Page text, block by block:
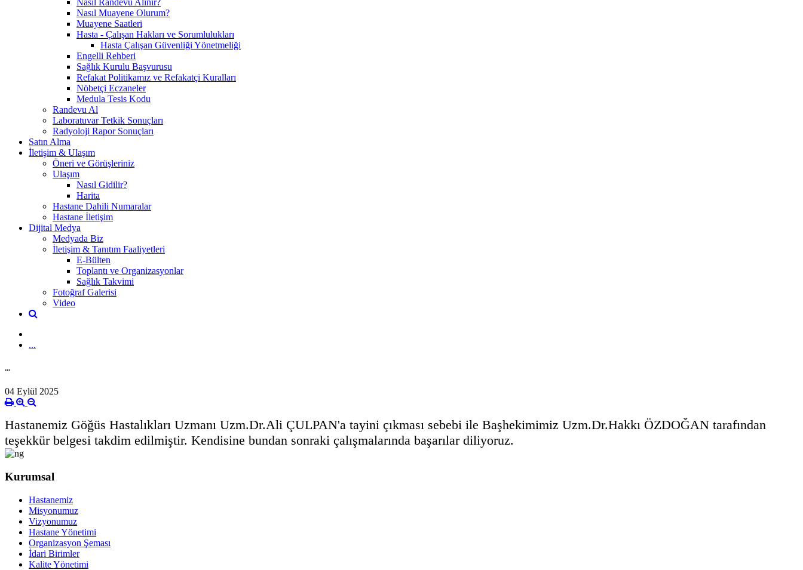
Nasıl Muayene Olurum?
Muayene Saatleri
Hasta - Çalışan Hakları ve Sorumlulukları
Hasta Çalışan Güvenliği Yönetmeliği
Engelli Rehberi
Sağlık Kurulu Başvurusu
Refakat Politikamız ve Refakatçi Kuralları
Nöbetçi Eczaneler
Medula Tesis Kodu
Randevu Al
Laboratuvar Tetkik Sonuçları
Radyoloji Rapor Sonuçları
Satın Alma
İletişim & Ulaşım
Öneri ve Görüşleriniz
Ulaşım
Nasıl Gidilir?
Harita
Hastane Dahili Numaralar
Hastane İletişim
Dijital Medya
Medyada Biz
İletişim & Tanıtım Faaliyetleri
E-Bülten
Toplantı ve Organizasyonlar
Sağlık Takvimi
Fotoğraf Galerisi
Video
...
...
04 Eylül 2025
Hastanemiz Göğüs Hastalıkları Uzmanı Uzm.Dr.Ali ÇULPAN'a tayini çıkması sebebi ile Başhekimimiz Uzm.Dr.Hakkı ÖZDOĞAN tarafından
teşekkür belgesi takdim edilmiştir. Kendisine bundan sonraki çalışmalarında başarılar diliyoruz.
Kurumsal
Hastanemiz
Misyonumuz
Vizyonumuz
Hastane Yönetimi
Organizasyon Şeması
İdari Birimler
Kalite Yönetimi